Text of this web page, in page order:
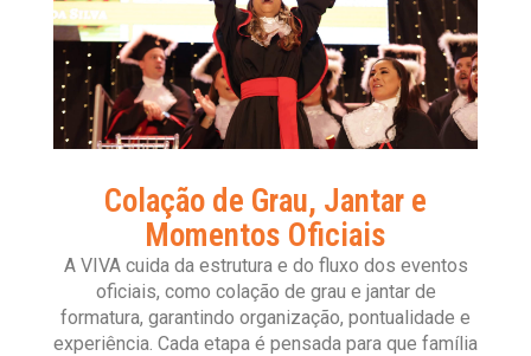
Colação de Grau, Jantar e
Momentos Oficiais
A VIVA cuida da estrutura e do fluxo dos eventos
oficiais, como colação de grau e jantar de
formatura, garantindo organização, pontualidade e
experiência. Cada etapa é pensada para que família